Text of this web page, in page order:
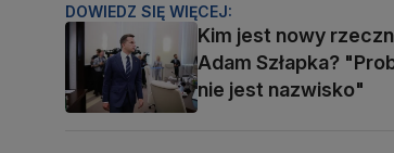
DOWIEDZ SIĘ WIĘCEJ:
Kim jest nowy
Adam Szłapka?
nie jest nazwisko"